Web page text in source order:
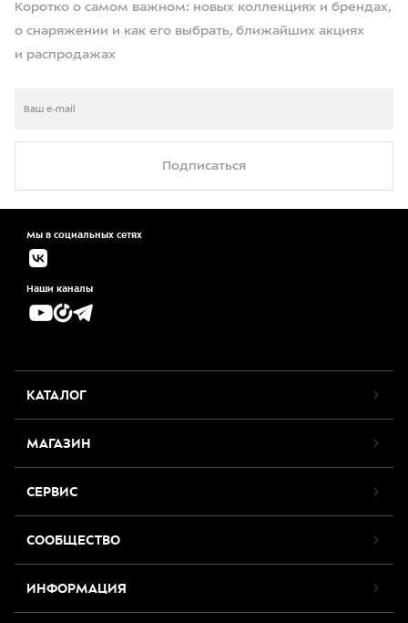
Коротко о самом важном: новых коллекциях и брендах,
о снаряжении и как его выбрать, ближайших акциях
и распродажах
Подписаться
Мы в социальных сетях
Наши каналы
КАТАЛОГ
МАГАЗИН
СЕРВИС
СООБЩЕСТВО
ИНФОРМАЦИЯ